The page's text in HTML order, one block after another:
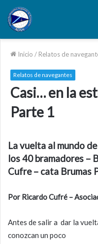
Inicio / Relatos de
Relatos de navegantes
Casi… en la
Parte 1
La vuelta al mundo
los 40 bramadores –
Cufre – cata Brumas
Por Ricardo Cufré –
Antes de salir a dar la
conozcan un poco